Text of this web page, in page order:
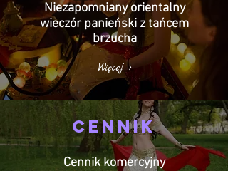
Niezapomniany orientalny
wieczór panieński z tańcem
brzucha
Więcej >
Cennik
Cennik komercyjny